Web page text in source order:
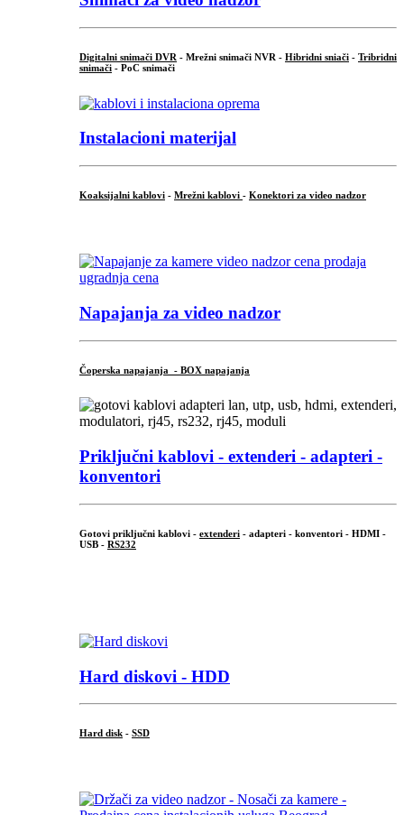
Digitalni snimači DVR - Mrežni snimači NVR - Hibridni sniači - Tribridni
snimači - PoC snimači
Instalacioni materijal
Koaksijalni kablovi - Mrežni kablovi - Konektori za video nadzor
Napajanja za video nadzor
Čoperska napajanja - BOX napajanja
Priključni kablovi - extenderi - adapteri -
konventori
Gotovi priključni kablovi - extenderi - adapteri - konventori - HDMI -
USB - RS232
Hard diskovi - HDD
Hard disk - SSD